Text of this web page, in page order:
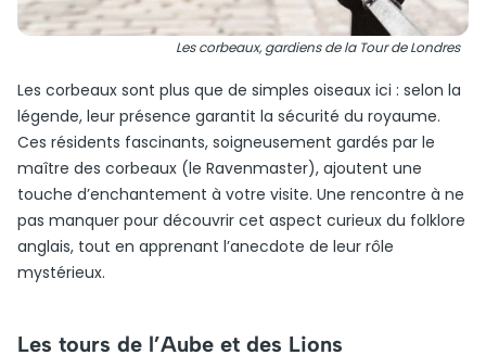
Les corbeaux, gardiens de la Tour de Londres
Les corbeaux sont plus que de simples oiseaux ici : selon la
légende, leur présence garantit la sécurité du royaume.
Ces résidents fascinants, soigneusement gardés par le
maître des corbeaux (le Ravenmaster), ajoutent une
touche d’enchantement à votre visite. Une rencontre à ne
pas manquer pour découvrir cet aspect curieux du folklore
anglais, tout en apprenant l’anecdote de leur rôle
mystérieux.
Les tours de l’Aube et des Lions